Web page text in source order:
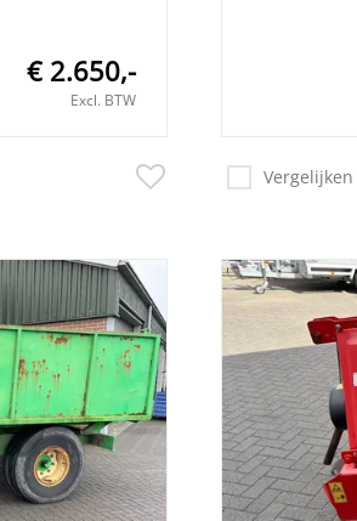
€ 2.650,-
Excl. BTW
Vergelijken